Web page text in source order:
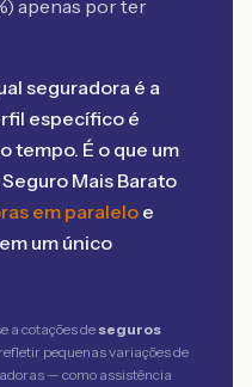
apenas por ter
seguradora é a
específico é
tempo. É o que um
Mais Barato
em paralelo e
um único
a cotações de seguros
pequenas variações de
— como assistência